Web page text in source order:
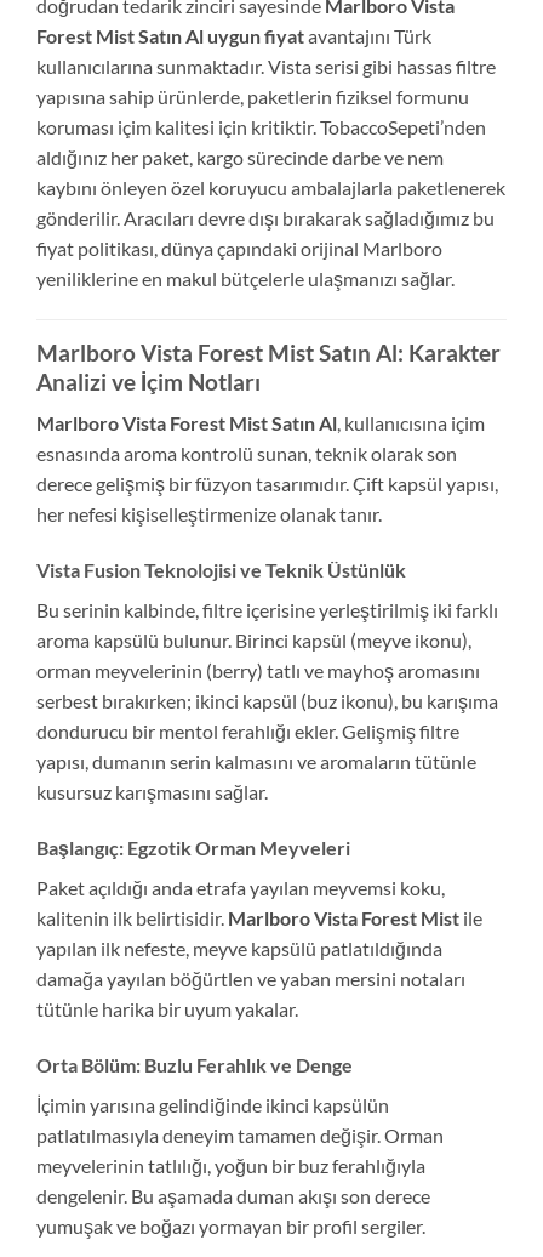
doğrudan tedarik zinciri sayesinde Marlboro Vista
Forest Mist Satın Al uygun fiyatavantajını Türk
kullanıcılarına sunmaktadır. Vista serisi gibi hassas filtre
yapısına sahip ürünlerde, paketlerin fiziksel formunu
koruması içim kalitesi için kritiktir. TobaccoSepeti’nden
aldığınız her paket, kargo sürecinde darbe ve nem
kaybını önleyen özel koruyucu ambalajlarla paketlenerek
gönderilir. Aracıları devre dışı bırakarak sağladığımız bu
fiyat politikası, dünya çapındaki orijinal Marlboro
yeniliklerine en makul bütçelerle ulaşmanızı sağlar.
Marlboro Vista Forest Mist Satın Al: Karakter
Analizi ve İçim Notları
Marlboro Vista Forest Mist Satın Al, kullanıcısına içim
esnasında aroma kontrolü sunan, teknik olarak son
derece gelişmiş bir füzyon tasarımıdır. Çift kapsül yapısı,
her nefesi kişiselleştirmenize olanak tanır.
Vista Fusion Teknolojisi ve Teknik Üstünlük
Bu serinin kalbinde, filtre içerisine yerleştirilmiş iki farklı
aroma kapsülü bulunur. Birinci kapsül (meyve ikonu),
orman meyvelerinin (berry) tatlı ve mayhoş aromasını
serbest bırakırken; ikinci kapsül (buz ikonu), bu karışıma
dondurucu bir mentol ferahlığı ekler. Gelişmiş filtre
yapısı, dumanın serin kalmasını ve aromaların tütünle
kusursuz karışmasını sağlar.
Başlangıç: Egzotik Orman Meyveleri
Paket açıldığı anda etrafa yayılan meyvemsi koku,
kalitenin ilk belirtisidir. Marlboro Vista Forest Mist ile
yapılan ilk nefeste, meyve kapsülü patlatıldığında
damağa yayılan böğürtlen ve yaban mersini notaları
tütünle harika bir uyum yakalar.
Orta Bölüm: Buzlu Ferahlık ve Denge
İçimin yarısına gelindiğinde ikinci kapsülün
patlatılmasıyla deneyim tamamen değişir. Orman
meyvelerinin tatlılığı, yoğun bir buz ferahlığıyla
dengelenir. Bu aşamada duman akışı son derece
yumuşak ve boğazı yormayan bir profil sergiler.